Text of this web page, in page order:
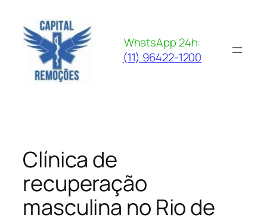
para
conteúdo
WhatsApp 24h:
(11) 96422-1200
Clínica de
recuperação
masculina no Rio de